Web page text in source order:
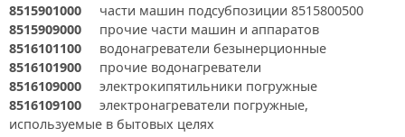
8515901000 части машин подсубпозиции 8515800500
8515909000 прочие части машин и аппаратов
8516101100 водонагреватели безынерционные
8516101900 прочие водонагреватели
8516109000 электрокипятильники погружные
8516109100 электронагреватели погружные,
используемые в бытовых целях